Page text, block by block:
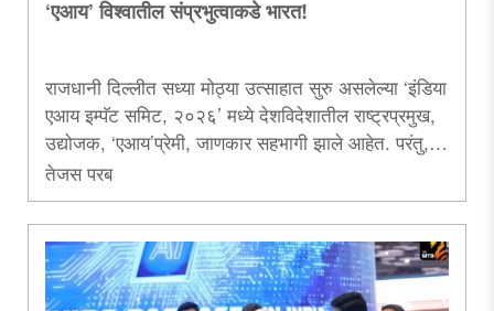
‘एआय’ विश्वातील संप्रभुत्वाकडे भारत!
राजधानी दिल्लीत सध्या मोठ्या उत्साहात सुरु असलेल्या ‘इंडिया
एआय इम्पॅट समिट, २०२६’ मध्ये देशविदेशातील राष्ट्रप्रमुख,
उद्योजक, ‘एआय’प्रेमी, जाणकार सहभागी झाले आहेत. परंतु, ही
परिषद केवळ संकल्पना, नवोन्मेष आणि संवादापुरती मर्यादित
नसून, भारताचे ‘एआय’ क्षेत्रातील जागतिक स्थान अधिक
बळकट करणारी ठरली आहे. त्यानिमित्ताने.....
तेजस परब